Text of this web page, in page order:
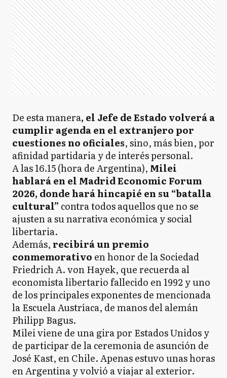
De esta manera, el Jefe de Estado volverá a
cumplir agenda en el extranjero por
cuestiones no oficiales, sino, más bien, por
afinidad partidaria y de interés personal.
A las 16.15 (hora de Argentina), Milei
hablará en el Madrid Economic Forum
2026, donde hará hincapié en su “batalla
cultural” contra todos aquellos que no se
ajusten a su narrativa económica y social
libertaria.
Además, recibirá un premio
conmemorativo en honor de la Sociedad
Friedrich A. von Hayek, que recuerda al
economista libertario fallecido en 1992 y uno
de los principales exponentes de mencionada
la Escuela Austríaca, de manos del alemán
Philipp Bagus.
Milei viene de una gira por Estados Unidos y
de participar de la ceremonia de asunción de
José Kast, en Chile. Apenas estuvo unas horas
en Argentina y volvió a viajar al exterior.